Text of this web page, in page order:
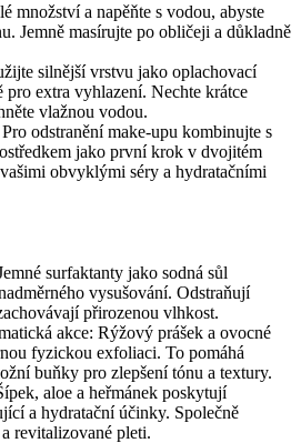
množství a napěňte s vodou, abyste
Jemně masírujte po obličeji a důkladně
silnější vrstvu jako oplachovací
pro extra vyhlazení. Nechte krátce
vlažnou vodou.
odstranění make-upu kombinujte s
jako první krok v dvojitém
obvyklými séry a hydratačními
surfaktanty jako sodná sůl
vysušování. Odstraňují
přirozenou vlhkost.
akce: Rýžový prášek a ovocné
fyzickou exfoliaci. To pomáhá
buňky pro zlepšení tónu a textury.
aloe a heřmánek poskytují
a hydratační účinky. Společně
revitalizované pleti.